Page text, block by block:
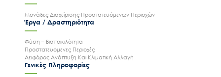
Μονάδες Διαχείρισης Προστατευόμενων Περιοχών
Έργα / Δραστηριότητα
Φύση – Βιοποικιλότητα
Προστατευόμενες Περιοχές
Αειφόρος Ανάπτυξη Και Κλιματική Αλλαγή
Γενικές Πληροφορίες